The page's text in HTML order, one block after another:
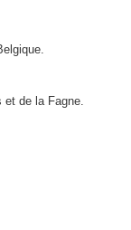
et de la Fagne.